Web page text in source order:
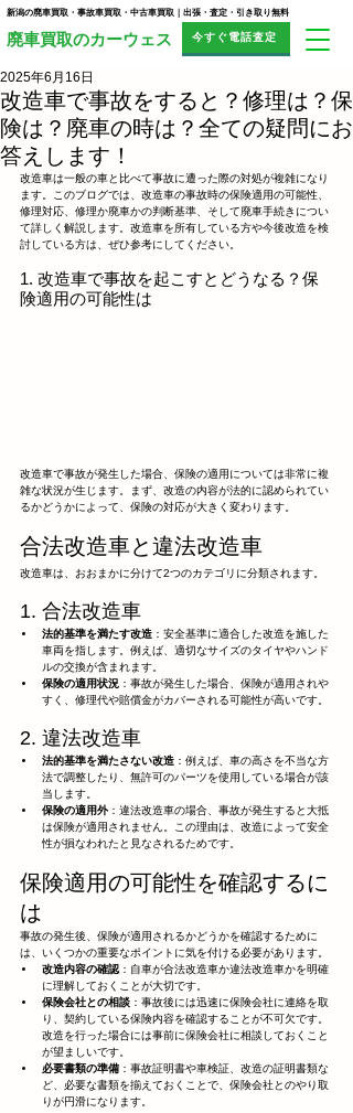
今すぐ電話査定
​廃車買取のカーウェス
新潟の廃車買取・事故車買取・中古車買取｜出張・査定・引き取り無料
改造車で事故をすると？修理は？保
険は？廃車の時は？全ての疑問にお
答えします！
2025年6月16日
改造車は一般の車と比べて事故に遭った際の対処が複雑になり
ます。このブログでは、改造車の事故時の保険適用の可能性、
修理対応、修理か廃車かの判断基準、そして廃車手続きについ
て詳しく解説します。改造車を所有している方や今後改造を検
討している方は、ぜひ参考にしてください。
1. 改造車で事故を起こすとどうなる？保
険適用の可能性は
改造車で事故が発生した場合、保険の適用については非常に複
雑な状況が生じます。まず、改造の内容が法的に認められてい
るかどうかによって、保険の対応が大きく変わります。
合法改造車と違法改造車
改造車は、おおまかに分けて2つのカテゴリに分類されます。
1. 合法改造車
法的基準を満たす改造 ：安全基準に適合した改造を施した
車両を指します。例えば、適切なサイズのタイヤやハンド
ルの交換が含まれます。
保険の適用状況 ：事故が発生した場合、保険が適用されや
すく、修理代や賠償金がカバーされる可能性が高いです。
2. 違法改造車
法的基準を満たさない改造 ：例えば、車の高さを不当な方
法で調整したり、無許可のパーツを使用している場合が該
当します。
保険の適用外 ：違法改造車の場合、事故が発生すると大抵
は保険が適用されません。この理由は、改造によって安全
性が損なわれたと見なされるためです。
保険適用の可能性を確認するに
は
事故の発生後、保険が適用されるかどうかを確認するために
は、いくつかの重要なポイントに気を付ける必要があります。
改造内容の確認 ：自車が合法改造車か違法改造車かを明確
に理解しておくことが大切です。
保険会社との相談 ：事故後には迅速に保険会社に連絡を取
り、契約している保険内容を確認することが不可欠です。
改造を行った場合には事前に保険会社に相談しておくこと
が望ましいです。
必要書類の準備 ：事故証明書や車検証、改造の証明書類な
ど、必要な書類を揃えておくことで、保険会社とのやり取
りが円滑になります。